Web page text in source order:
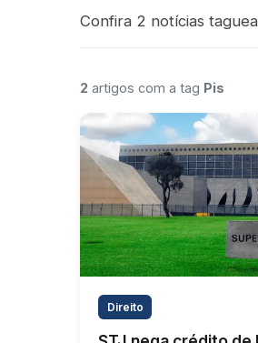
Confira 2 notícias
2 artigos com a tag Pis
Direito